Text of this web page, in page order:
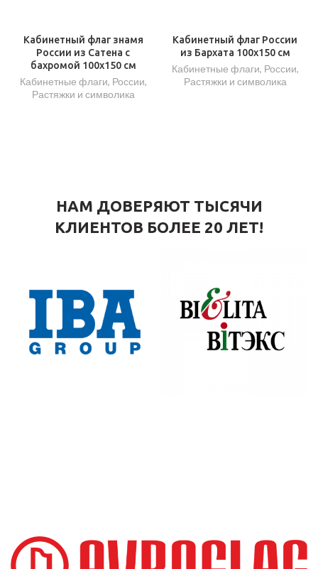
Кабинетный флаг знамя
России из Сатена с
бахромой 100х150 см
Кабинетные флаги, России,
Растяжки и символика
Кабинетный флаг России
из Бархата 100х150 см
Кабинетные флаги, России,
Растяжки и символика
НАМ ДОВЕРЯЮТ ТЫСЯЧИ
КЛИЕНТОВ БОЛЕЕ 20 ЛЕТ!